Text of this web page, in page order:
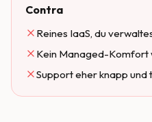
Contra
Reines IaaS, du
Kein Managed-Komfort
Support eher knapp